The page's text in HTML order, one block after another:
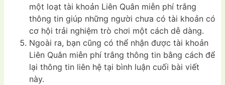
một loạt tài khoản Liên Quân miễn phí trắng
thông tin giúp những người chưa có tài khoản có
cơ hội trải nghiệm trò chơi một cách dễ dàng.
Ngoài ra, bạn cũng có thể nhận được tài khoản
Liên Quân miễn phí trắng thông tin bằng cách để
lại thông tin liên hệ tại bình luận cuối bài viết
này.